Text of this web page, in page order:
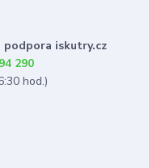
podpora iskutry.cz
290
hod.)